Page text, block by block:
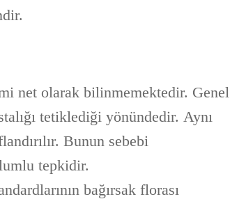
net olarak bilinmemektedir. Genel
tetiklediği yönündedir. Aynı
Bunun sebebi
tepkidir.
bağırsak florası